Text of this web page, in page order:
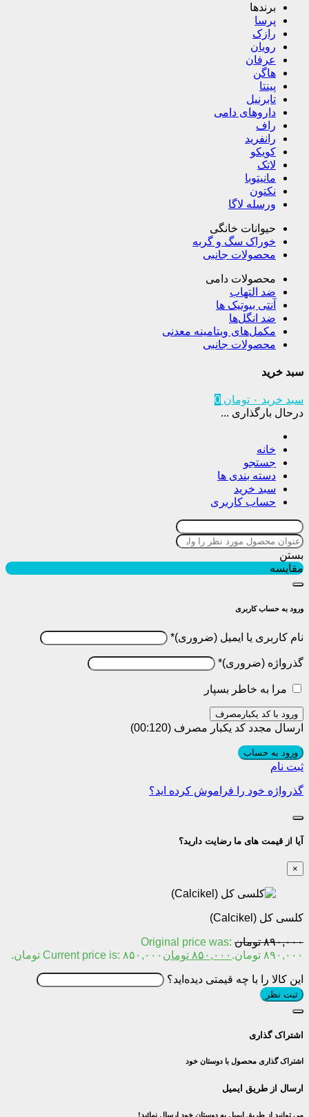
برندها
پرسا
رازک
رویان
عرفان
هاگن
پینتا
تابرنیل
داروهای دامی
راف
رانفرید
کویکو
لاتک
مانیتوبا
نکتون
ورسله لاگا
حیوانات خانگی
خوراک سگ و گربه
محصولات جانبی
محصولات دامی
ضد التهاب
آنتی بیوتیک ها
ضد انگل‌ها
مکمل‌های ویتامینه معدنی
محصولات جانبی
سبد خرید
سبد خرید ۰ تومان 0
درحال بارگذاری ...
خانه
جستجو
دسته بندی ها
سبد خرید
حساب کاربری
بستن
مقایسه
ورود به حساب کاربری
نام کاربری یا ایمیل *
گذرواژه *
مرا به خاطر بسپار
ورود با کد یکبارمصرف
ارسال مجدد کد یکبار مصرف (00:
120
)
ورود به حساب
ثبت نام
گذرواژه خود را فراموش کرده اید؟
آیا از قیمت های ما رضایت دارید؟
×
کلسی کل (Calcikel)
۸۹۰,۰۰۰ تومان Original price was:
۸۹۰,۰۰۰ تومان.
۸۵۰,۰۰۰ تومان Current price is: ۸۵۰,۰۰۰ تومان.
این کالا را با چه قیمتی دیده‌اید؟
ثبت نظر
اشتراک گذاری
اشتراک گذاری محصول با دوستان خود
ارسال از طریق ایمیل
می توانید از طریق ایمیل به دوستان خود ارسال نمائید!